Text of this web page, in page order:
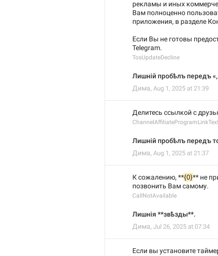
рекламы и иных
Вам полноценно
приложения, в разделе
Если Вы не готовы
Telegram.
TosUpdateDecline
Лишній пробѣлъ передъ
Дима, Aug 1, 2025 at 21:39
Делитесь ссылкой с
Лишній пробѣлъ передъ
Дима, Aug 1, 2025 at 21:37
К сожалению, **{0}** не
позвонить Вам самому.
CallNotAvailable
Лишнія **звѣзды**.
Дима, Jul 26, 2025 at 07:34
Если вы установите